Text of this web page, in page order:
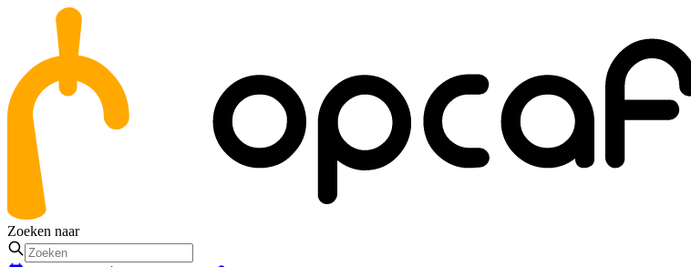
Zoeken naar